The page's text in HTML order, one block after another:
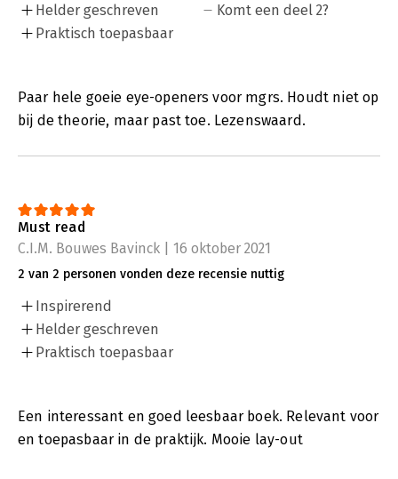
Helder geschreven
Praktisch toepasbaar
Komt een deel 2?
Paar hele goeie eye-openers voor mgrs. Houdt niet op
bij de theorie, maar past toe. Lezenswaard.
Must read
C.I.M. Bouwes Bavinck | 16 oktober 2021
2 van 2 personen vonden deze recensie nuttig
Inspirerend
Helder geschreven
Praktisch toepasbaar
Een interessant en goed leesbaar boek. Relevant voor
en toepasbaar in de praktijk. Mooie lay-out